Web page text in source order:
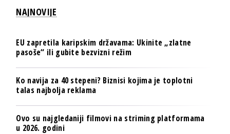
NAJNOVIJE
EU zapretila karipskim državama: Ukinite „zlatne
pasoše“ ili gubite bezvizni režim
Ko navija za 40 stepeni? Biznisi kojima je toplotni
talas najbolja reklama
Ovo su najgledaniji filmovi na striming platformama
u 2026. godini